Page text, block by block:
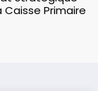
Primaire